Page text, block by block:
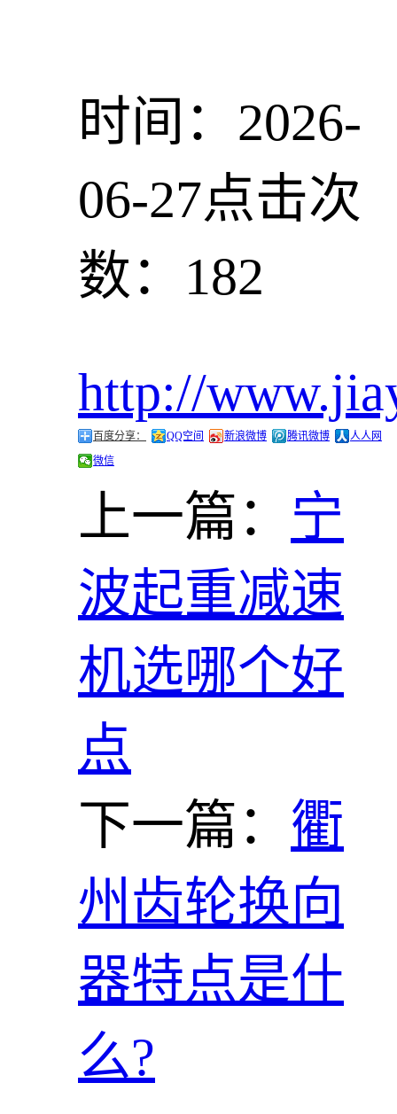
时间：2026-
06-27点击次
数：182
http://
百度分享： QQ空间 新浪微博 腾讯微博
人人网
微信
上一篇： 宁
波起重减速
机选哪个好
点
下一篇： 衢
州齿轮换向
器特点是什
么?